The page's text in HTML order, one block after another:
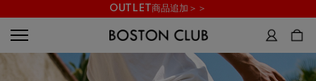
OUTLET商品追加＞＞